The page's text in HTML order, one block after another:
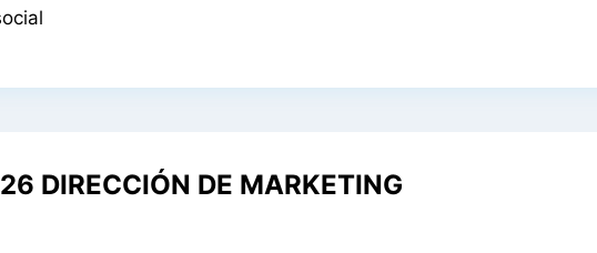
DIRECCIÓN DE MARKETING